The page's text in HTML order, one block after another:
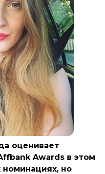
оценивает
Awards в этом
номинациях, но